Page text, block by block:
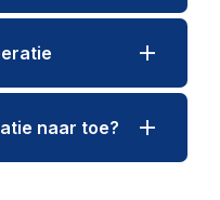
naar toe?